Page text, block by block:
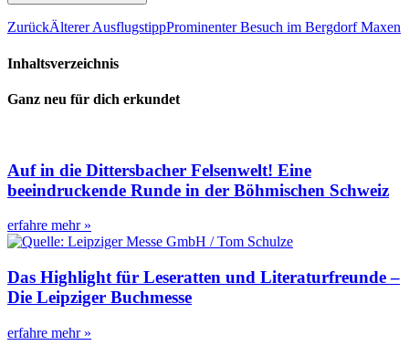
ZurückÄlterer AusflugstippProminenter Besuch im Bergdorf Maxen
Inhaltsverzeichnis
Ganz neu für dich erkundet
Auf in die Dittersbacher Felsenwelt! Eine
beeindruckende Runde in der Böhmischen Schweiz
erfahre mehr »
Das Highlight für Leseratten und Literaturfreunde –
Die Leipziger Buchmesse
erfahre mehr »